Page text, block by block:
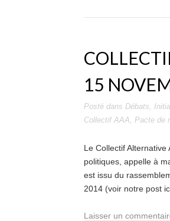
15
Posté dans Débats,
Collectif AAA, Pacte de
Le Collectif Alternative
politiques, appelle à
est issu du
2014 (voir notre post
Laisser un